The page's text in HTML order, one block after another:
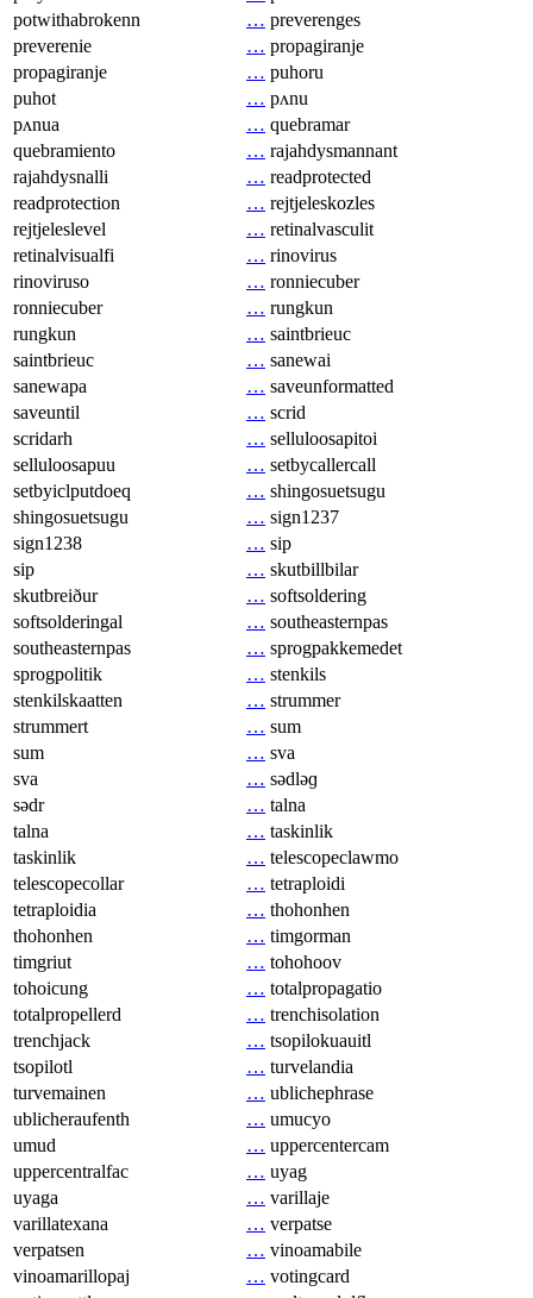
potwithabrokenn
… preverenges
preverenie
… propagiranje
propagiranje
… puhoru
puhot
… pʌnu
pʌnua
… quebramar
quebramiento
… rajahdysmannant
rajahdysnalli
… readprotected
readprotection
… rejtjeleskozles
rejtjeleslevel
… retinalvasculit
retinalvisualfi
… rinovirus
rinoviruso
… ronniecuber
ronniecuber
… rungkun
rungkun
… saintbrieuc
saintbrieuc
… sanewai
sanewapa
… saveunformatted
saveuntil
… scrid
scridarh
… selluloosapitoi
selluloosapuu
… setbycallercall
setbyiclputdoeq
… shingosuetsugu
shingosuetsugu
… sign1237
sign1238
… sip
sip
… skutbillbilar
skutbreiður
… softsoldering
softsolderingal
… southeasternpas
southeasternpas
… sprogpakkemedet
sprogpolitik
… stenkils
stenkilskaatten
… strummer
strummert
… sum
sum
… sva
sva
… sədləɡ
sədr
… talna
talna
… taskinlik
taskinlik
… telescopeclawmo
telescopecollar
… tetraploidi
tetraploidia
… thohonhen
thohonhen
… timgorman
timgriut
… tohohoov
tohoicung
… totalpropagatio
totalpropellerd
… trenchisolation
trenchjack
… tsopilokuauitl
tsopilotl
… turvelandia
turvemainen
… ublichephrase
ublicheraufenth
… umucyo
umud
… uppercentercam
uppercentralfac
… uyag
uyaga
… varillaje
varillatexana
… verpatse
verpatsen
… vinoamabile
vinoamarillopaj
… votingcard